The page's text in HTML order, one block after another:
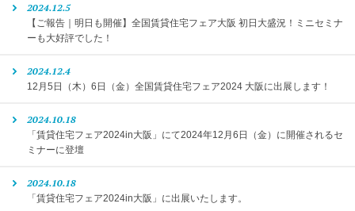
2024.12.5
【ご報告｜明日も開催】全国賃貸住宅フェア大阪 初日大盛況！ミニセミナ
ーも大好評でした！
2024.12.4
12月5日（木）6日（金）全国賃貸住宅フェア2024 大阪に出展します！
2024.10.18
「賃貸住宅フェア2024in大阪」にて2024年12月6日（金）に開催されるセ
ミナーに登壇
2024.10.18
「賃貸住宅フェア2024in大阪」に出展いたします。